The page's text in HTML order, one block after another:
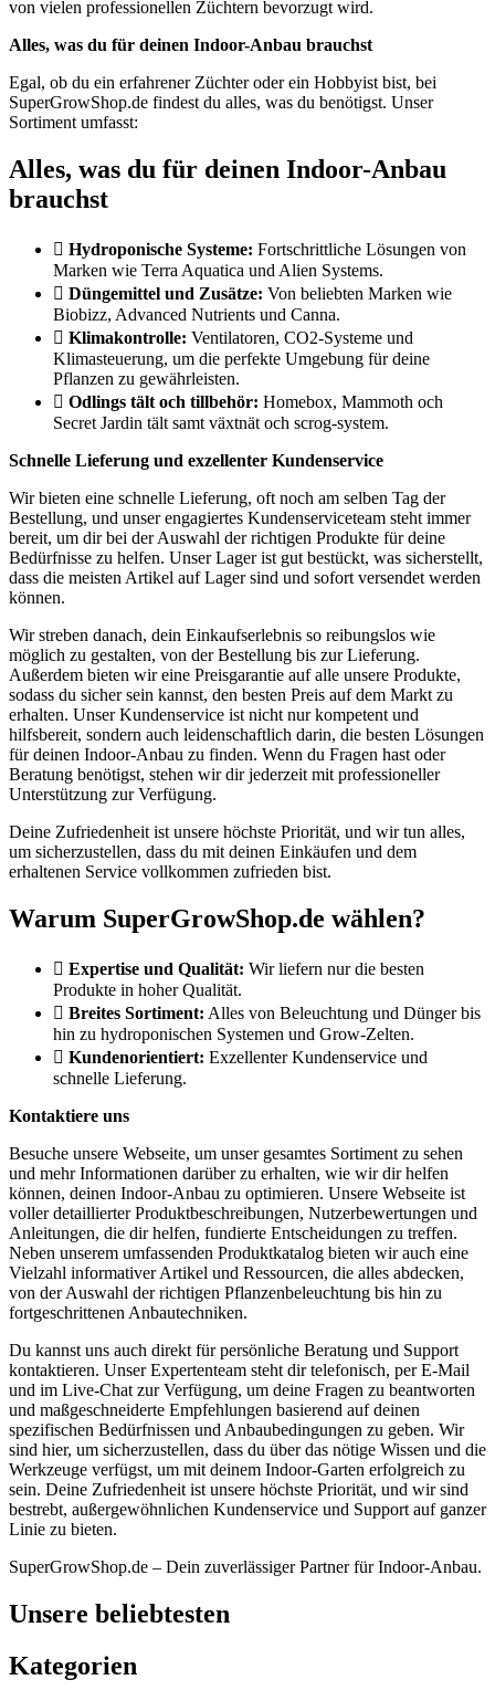
von vielen professionellen Züchtern bevorzugt wird.
Alles, was du für deinen Indoor-Anbau brauchst
Egal, ob du ein erfahrener Züchter oder ein Hobbyist bist, bei
SuperGrowShop.de findest du alles, was du benötigst. Unser
Sortiment umfasst:
Alles, was du für deinen Indoor-Anbau
brauchst
Hydroponische Systeme: Fortschrittliche Lösungen von
Marken wie Terra Aquatica und Alien Systems.
Düngemittel und Zusätze: Von beliebten Marken wie
Biobizz, Advanced Nutrients und Canna.
Klimakontrolle: Ventilatoren, CO2-Systeme und
Klimasteuerung, um die perfekte Umgebung für deine
Pflanzen zu gewährleisten.
Odlings tält och tillbehör: Homebox, Mammoth och
Secret Jardin tält samt växtnät och scrog-system.
Schnelle Lieferung und exzellenter Kundenservice
Wir bieten eine schnelle Lieferung, oft noch am selben Tag der
Bestellung, und unser engagiertes Kundenserviceteam steht immer
bereit, um dir bei der Auswahl der richtigen Produkte für deine
Bedürfnisse zu helfen. Unser Lager ist gut bestückt, was sicherstellt,
dass die meisten Artikel auf Lager sind und sofort versendet werden
können.
Wir streben danach, dein Einkaufserlebnis so reibungslos wie
möglich zu gestalten, von der Bestellung bis zur Lieferung.
Außerdem bieten wir eine Preisgarantie auf alle unsere Produkte,
sodass du sicher sein kannst, den besten Preis auf dem Markt zu
erhalten. Unser Kundenservice ist nicht nur kompetent und
hilfsbereit, sondern auch leidenschaftlich darin, die besten Lösungen
für deinen Indoor-Anbau zu finden. Wenn du Fragen hast oder
Beratung benötigst, stehen wir dir jederzeit mit professioneller
Unterstützung zur Verfügung.
Deine Zufriedenheit ist unsere höchste Priorität, und wir tun alles,
um sicherzustellen, dass du mit deinen Einkäufen und dem
erhaltenen Service vollkommen zufrieden bist.
Warum SuperGrowShop.de wählen?
Expertise und Qualität: Wir liefern nur die besten
Produkte in hoher Qualität.
Breites Sortiment: Alles von Beleuchtung und Dünger bis
hin zu hydroponischen Systemen und Grow-Zelten.
Kundenorientiert: Exzellenter Kundenservice und
schnelle Lieferung.
Kontaktiere uns
Besuche unsere Webseite, um unser gesamtes Sortiment zu sehen
und mehr Informationen darüber zu erhalten, wie wir dir helfen
können, deinen Indoor-Anbau zu optimieren. Unsere Webseite ist
voller detaillierter Produktbeschreibungen, Nutzerbewertungen und
Anleitungen, die dir helfen, fundierte Entscheidungen zu treffen.
Neben unserem umfassenden Produktkatalog bieten wir auch eine
Vielzahl informativer Artikel und Ressourcen, die alles abdecken,
von der Auswahl der richtigen Pflanzenbeleuchtung bis hin zu
fortgeschrittenen Anbautechniken.
Du kannst uns auch direkt für persönliche Beratung und Support
kontaktieren. Unser Expertenteam steht dir telefonisch, per E-Mail
und im Live-Chat zur Verfügung, um deine Fragen zu beantworten
und maßgeschneiderte Empfehlungen basierend auf deinen
spezifischen Bedürfnissen und Anbaubedingungen zu geben. Wir
sind hier, um sicherzustellen, dass du über das nötige Wissen und die
Werkzeuge verfügst, um mit deinem Indoor-Garten erfolgreich zu
sein. Deine Zufriedenheit ist unsere höchste Priorität, und wir sind
bestrebt, außergewöhnlichen Kundenservice und Support auf ganzer
Linie zu bieten.
SuperGrowShop.de – Dein zuverlässiger Partner für Indoor-Anbau.
Unsere beliebtesten
Kategorien